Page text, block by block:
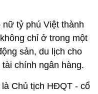
tỷ phú Việt thành
chỉ ở trong một
sản, du lịch cho
chính ngân hàng.
Chủ tịch HĐQT - cổ